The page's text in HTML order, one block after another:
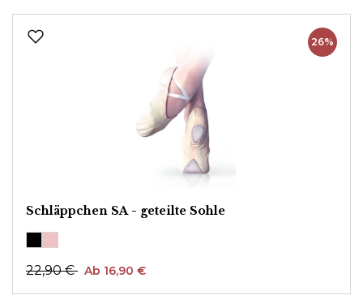
26%
Schläppchen SA - geteilte Sohle
22,90 € Ab 16,90 €